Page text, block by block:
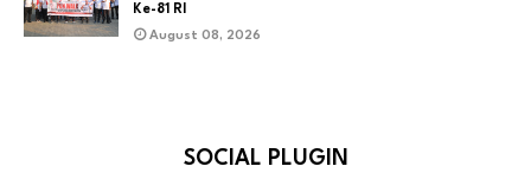
Ke-81 RI
August 08, 2026
SOCIAL PLUGIN